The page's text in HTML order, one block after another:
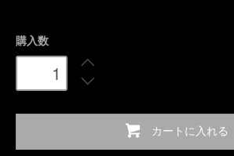
購入数
カートに入れる